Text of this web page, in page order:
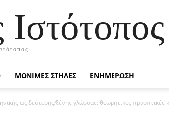
Ιστότοπος
ΜΟΝΙΜΕΣ ΣΤΗΛΕΣ ΕΝΗΜΕΡΩΣΗ
ως δεύτερης/ξένης γλώσσας: θεωρητικές προοπτικές